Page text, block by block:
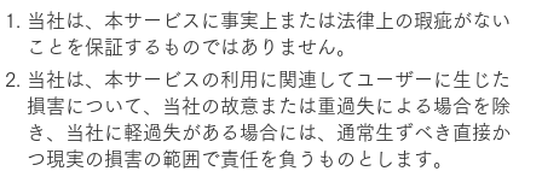
当社は、本サービスに事実上または法律上の瑕疵がない
ことを保証するものではありません。
当社は、本サービスの利用に関連してユーザーに生じた
損害について、当社の故意または重過失による場合を除
き、当社に軽過失がある場合には、通常生ずべき直接か
つ現実の損害の範囲で責任を負うものとします。